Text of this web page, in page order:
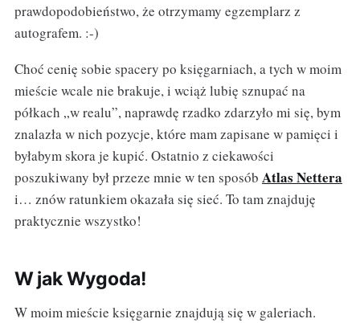
prawdopodobieństwo, że otrzymamy egzemplarz z
autografem. :-)
Choć cenię sobie spacery po księgarniach, a tych w moim
mieście wcale nie brakuje, i wciąż lubię sznupać na
półkach „w realu”, naprawdę rzadko zdarzyło mi się, bym
znalazła w nich pozycje, które mam zapisane w pamięci i
byłabym skora je kupić. Ostatnio z ciekawości
poszukiwany był przeze mnie w ten sposób Atlas Nettera
i… znów ratunkiem okazała się sieć. To tam znajduję
praktycznie wszystko!
W jak Wygoda!
W moim mieście księgarnie znajdują się w galeriach.